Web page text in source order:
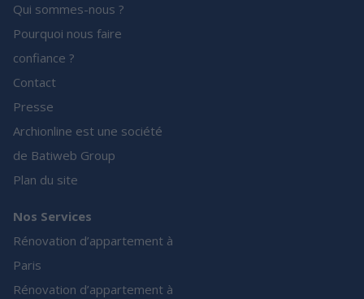
Qui sommes-nous ?
Pourquoi nous faire
confiance ?
Contact
Presse
Archionline est une société
de Batiweb Group
Plan du site
Nos Services
Rénovation d’appartement à
Paris
Rénovation d’appartement à